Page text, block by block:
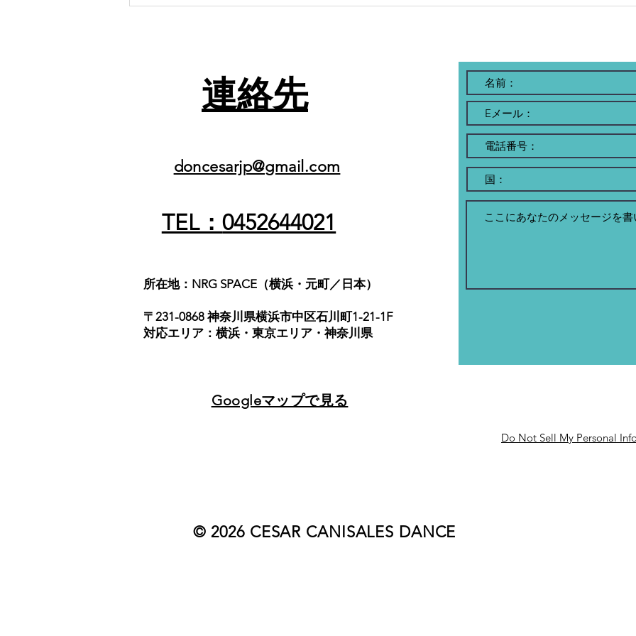
JNN/TBS 2022年3
月16日 (水) 01:07原発
連絡先
doncesarjp@gmail.com
TEL：0452644021
所在地：NRG SPACE（横浜・元町／日本）
〒231-0868 神奈川県横浜市中区石川町1-21-1F
対応エリア：横浜・東京エリア・神奈川県
Googleマップで見る
Do Not Sell My Personal
© 2026 CESAR CANISALES DANCE